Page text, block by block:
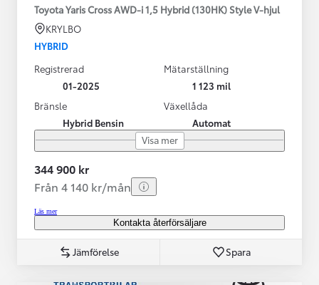
Toyota Yaris Cross AWD-i 1,5 Hybrid (130HK) Style V-hjul
KRYLBO
HYBRID
Registrerad
01-2025
Mätarställning
1 123 mil
Bränsle
Hybrid Bensin
Växellåda
Automat
Visa mer
344 900 kr
Från 4 140 kr/mån
Läs mer
Kontakta återförsäljare
Jämförelse Spara